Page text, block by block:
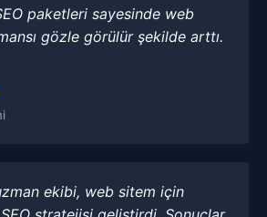
paketleri sayesinde web
gözle görülür şekilde arttı.
ekibi, web sitem için